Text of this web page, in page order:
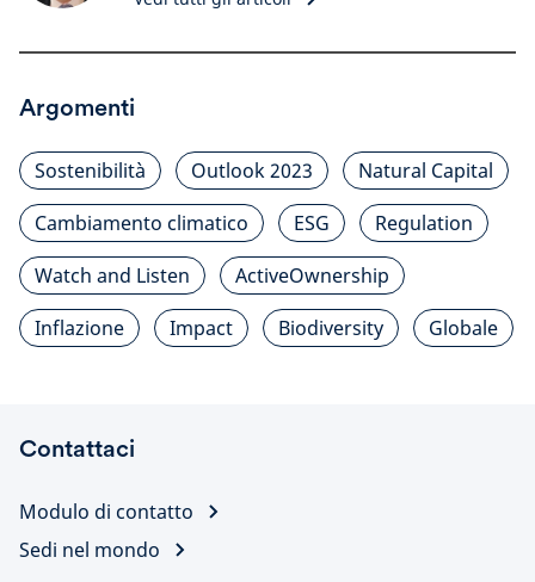
Argomenti
Sostenibilità Outlook 2023
Natural Capital
Cambiamento climatico
ESG
Regulation
Watch and Listen
ActiveOwnership
Inflazione
Impact Biodiversity Globale
Contattaci
Modulo di contatto
Sedi nel mondo